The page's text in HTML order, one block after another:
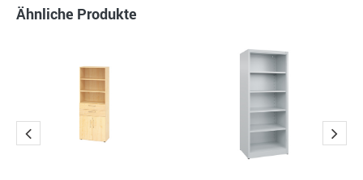
Ähnliche Produkte